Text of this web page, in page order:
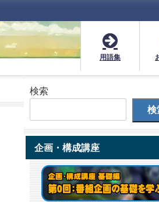
用語集
検索
検
企画・構成講座